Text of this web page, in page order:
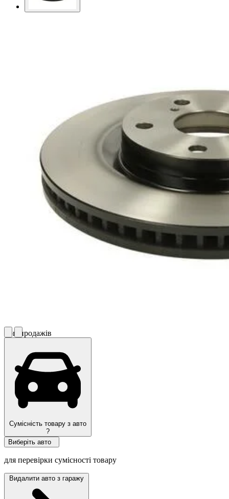
Топ продажів
Сумісність товару з авто
?
Виберіть авто
для перевірки сумісності товару
Видалити авто з гаражу